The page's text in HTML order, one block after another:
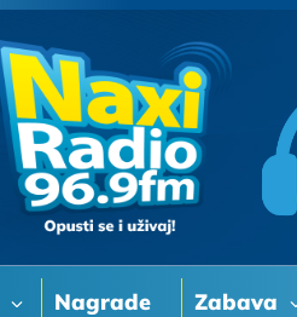
Nagrade Zabava